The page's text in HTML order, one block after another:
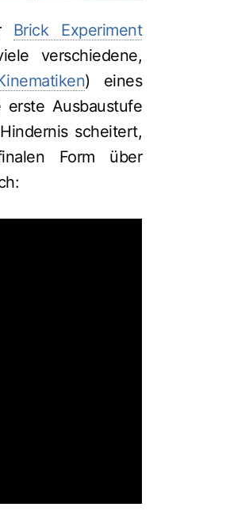
Brick Experiment
verschiedene,
) eines
erste Ausbaustufe
scheitert,
Form über